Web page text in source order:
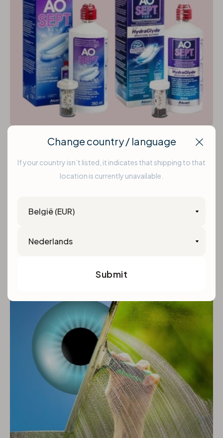
Lenzenvloeistof
Het verschil tussen AOSept Plus &
AOSept Plus HydraGlyde?
met een nieuwe en innovatieve formule. Maar
Change country / language
If your country isn’t listed, it indicates that shipping to that
location is currently unavailable.
Submit